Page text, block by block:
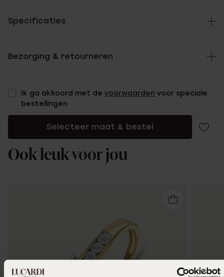
Specificaties
Bezorging & retourneren
Ik ga akkoord met de voorwaarden voor speciale
bestellingen
Selecteer maat & bestel
Ook leuk voor jou